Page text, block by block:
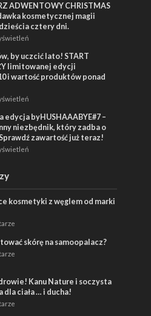
ADWENTOWY CHRISTMAS
kosmetycznej magii
cztery dni.
by uczcić lato! START
limitowanej edycji
i wartość produktów ponad
edycja byHUSHAAABYE#7 –
niezbędnik, który zadba o
zawartość już teraz!
kosmetyki z węglem od marki
skórę na samoopalacz?
Kanu Nature i soczysta
dla ciała … i ducha!